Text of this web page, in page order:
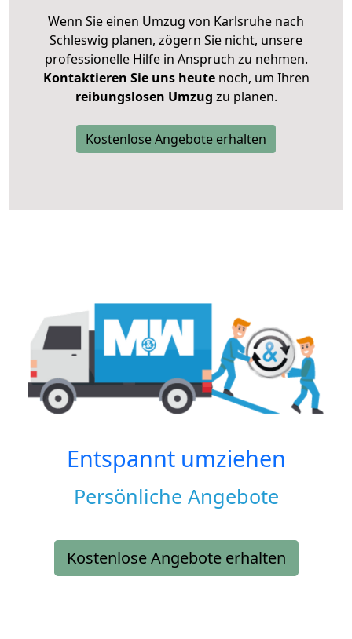
Wenn Sie einen Umzug von Karlsruhe nach
Schleswig planen, zögern Sie nicht, unsere
professionelle Hilfe in Anspruch zu nehmen.
Kontaktieren Sie uns heutenoch, um Ihren
reibungslosen Umzug zu planen.
Kostenlose Angebote erhalten
Entspannt umziehen
Persönliche Angebote
Kostenlose Angebote erhalten